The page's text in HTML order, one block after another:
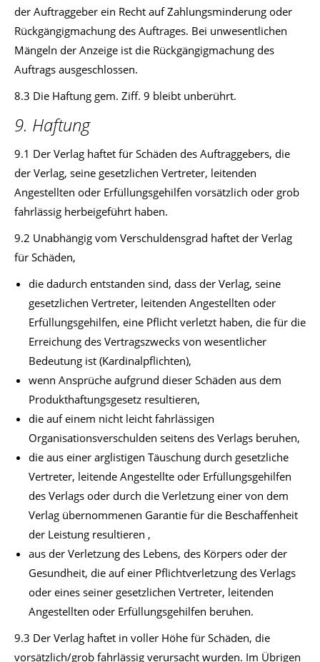
der Auftraggeber ein Recht auf Zahlungsminderung oder
Rückgängigmachung des Auftrages. Bei unwesentlichen
Mängeln der Anzeige ist die Rückgängigmachung des
Auftrags ausgeschlossen.
8.3 Die Haftung gem. Ziff. 9 bleibt unberührt.
9. Haftung
9.1 Der Verlag haftet für Schäden des Auftraggebers, die
der Verlag, seine gesetzlichen Vertreter, leitenden
Angestellten oder Erfüllungsgehilfen vorsätzlich oder grob
fahrlässig herbeigeführt haben.
9.2 Unabhängig vom Verschuldensgrad haftet der Verlag
für Schäden,
die dadurch entstanden sind, dass der Verlag, seine
gesetzlichen Vertreter, leitenden Angestellten oder
Erfüllungsgehilfen, eine Pflicht verletzt haben, die für die
Erreichung des Vertragszwecks von wesentlicher
Bedeutung ist (Kardinalpflichten),
wenn Ansprüche aufgrund dieser Schäden aus dem
Produkthaftungsgesetz resultieren,
die auf einem nicht leicht fahrlässigen
Organisationsverschulden seitens des Verlags beruhen,
die aus einer arglistigen Täuschung durch gesetzliche
Vertreter, leitende Angestellte oder Erfüllungsgehilfen
des Verlags oder durch die Verletzung einer von dem
Verlag übernommenen Garantie für die Beschaffenheit
der Leistung resultieren ,
aus der Verletzung des Lebens, des Körpers oder der
Gesundheit, die auf einer Pflichtverletzung des Verlags
oder eines seiner gesetzlichen Vertreter, leitenden
Angestellten oder Erfüllungsgehilfen beruhen.
9.3 Der Verlag haftet in voller Höhe für Schäden, die
vorsätzlich/grob fahrlässig verursacht wurden. Im Übrigen